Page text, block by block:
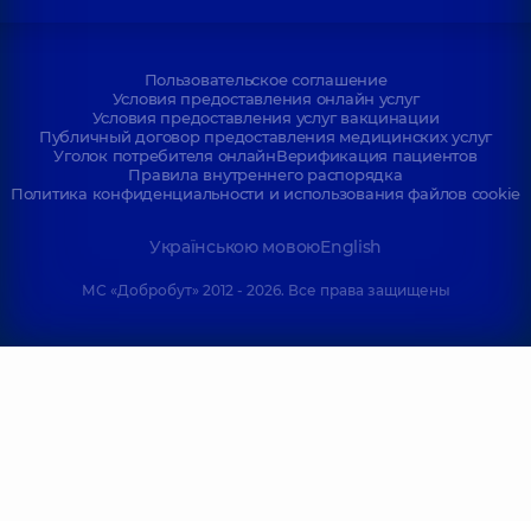
Пользовательское соглашение
Условия предоставления онлайн услуг
Условия предоставления услуг вакцинации
Публичный договор предоставления медицинских услуг
Уголок потребителя онлайнВерификация пациентов
Правила внутреннего распорядка
Политика конфиденциальности и использования файлов cookie
Українською мовоюEnglish
МС «Добробут» 2012 - 2026. Все права защищены